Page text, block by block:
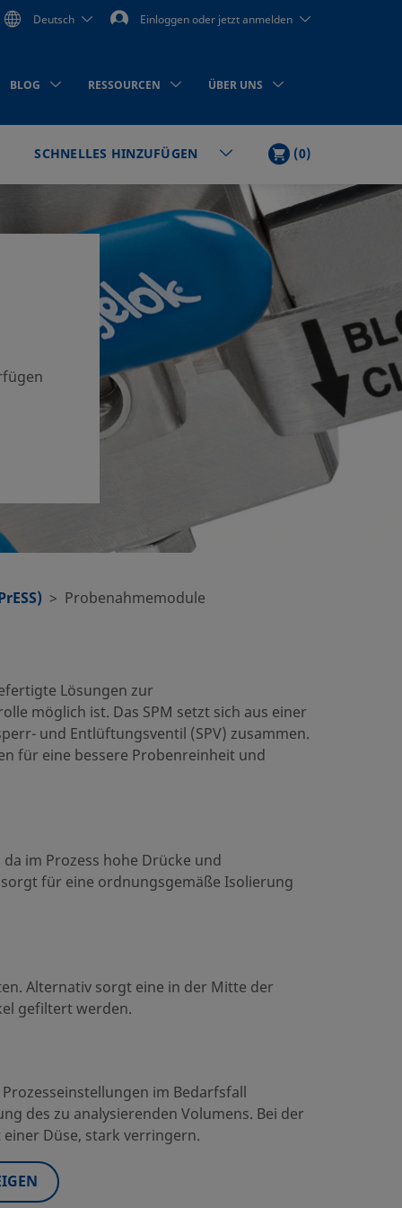
Deutsch Einloggen oder jetzt anmelden
BLOG RESSOURCEN ÜBER UNS
SCHNELLES HINZUFÜGEN WARENKORB
(0)ARTIKEL
Probenahmemodule
Lösungen zur
möglich ist. Das SPM setzt sich aus einer
und Entlüftungsventil (SPV) zusammen.
für eine bessere Probenreinheit und
im Prozess hohe Drücke und
für eine ordnungsgemäße Isolierung
Alternativ sorgt eine in der Mitte der
gefiltert werden.
im Bedarfsfall
des zu analysierenden Volumens. Bei der
Düse, stark verringern.